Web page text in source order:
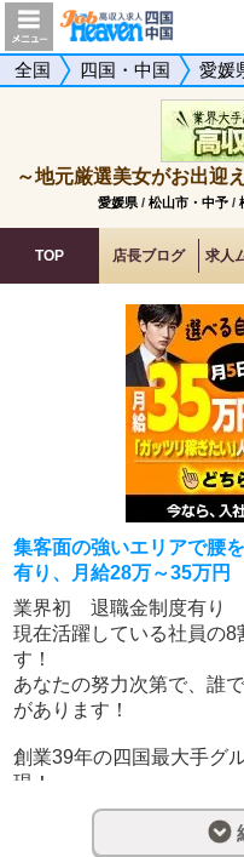
全国 四国・中国 愛媛
～地元厳選美女がお出迎
愛媛県/ 松山市・中予/
TOP 店長ブログ 求人
集客面の強いエリアで腰
有り、月給28万～35万円
業界初 退職金制度有り
現在活躍している社員の
す！
あなたの努力次第で、誰
があります！
創業39年の四国最大手グ
現！
正社員大募集！女性社員